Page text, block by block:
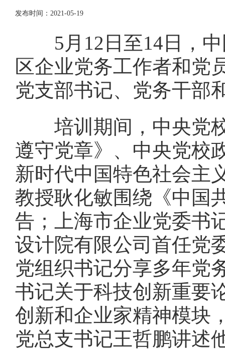
发布时间：2021-05-19
5 月 12 日至14 日，
区企业党务工作者和党
党支部书记、党务干部
培训期间，中央党
遵守党章》、中央党校
新时代中国特色社会主
教授耿化敏围绕《中国
告；上海市企业党委书
设计院有限公司首任党
党组织书记分享多年党
书记关于科技创新重要
创新和企业家精神模块
党总支书记王哲鹏讲述